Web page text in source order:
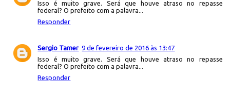
Isso é muito grave. Será que houve atraso no repasse
federal? O prefeito com a palavra...
Responder
Sergio Tamer 9 de fevereiro de 2016 às 13:47
Isso é muito grave. Será que houve atraso no repasse
federal? O prefeito com a palavra...
Responder